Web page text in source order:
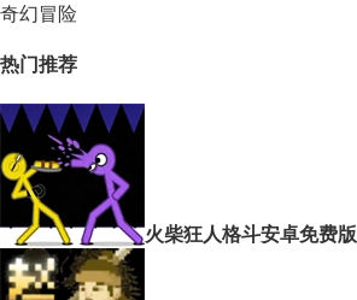
奇幻冒险
热门推荐
火柴狂人格斗安卓免费版